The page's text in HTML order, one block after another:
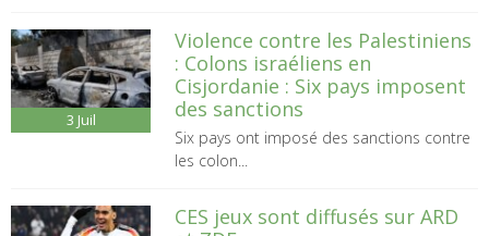
3 Juil
Violence contre les Palestiniens
: Colons israéliens en
Cisjordanie : Six pays imposent
des sanctions
Six pays ont imposé des sanctions contre
les colon...
CES jeux sont diffusés sur ARD